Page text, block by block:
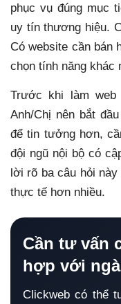
phục vụ đúng mục
uy tín thương hiệu.
Có website cần bán
chọn tính năng khác
Trước khi làm web
Anh/Chị nên bắt
để tin tưởng hơn,
đội ngũ nội bộ có
lời rõ ba câu hỏi
thực tế hơn nhiều.
Cần tư vấn
hợp với
Clickweb có thể